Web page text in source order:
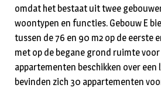
omdat het bestaat uit twee
woontypen en functies. Gebouw E
tussen de 76 en 90 m2 op de eerste
met op de begane grond ruimte voor
appartementen beschikken over een
bevinden zich 30 appartementen